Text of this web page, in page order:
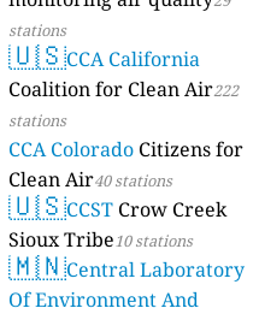
stations
🇺🇸CCA California
Coalition for Clean Air222
stations
CCA Colorado Citizens for
Clean Air40 stations
🇺🇸CCST Crow Creek
Sioux Tribe10 stations
🇲🇳Central Laboratory
Of Environment And